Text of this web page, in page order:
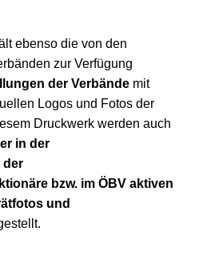
ebenso die von den
zur Verfügung
der Verbände mit
Logos und Fotos der
Druckwerk werden auch
in der
der
bzw. im ÖBV aktiven
und